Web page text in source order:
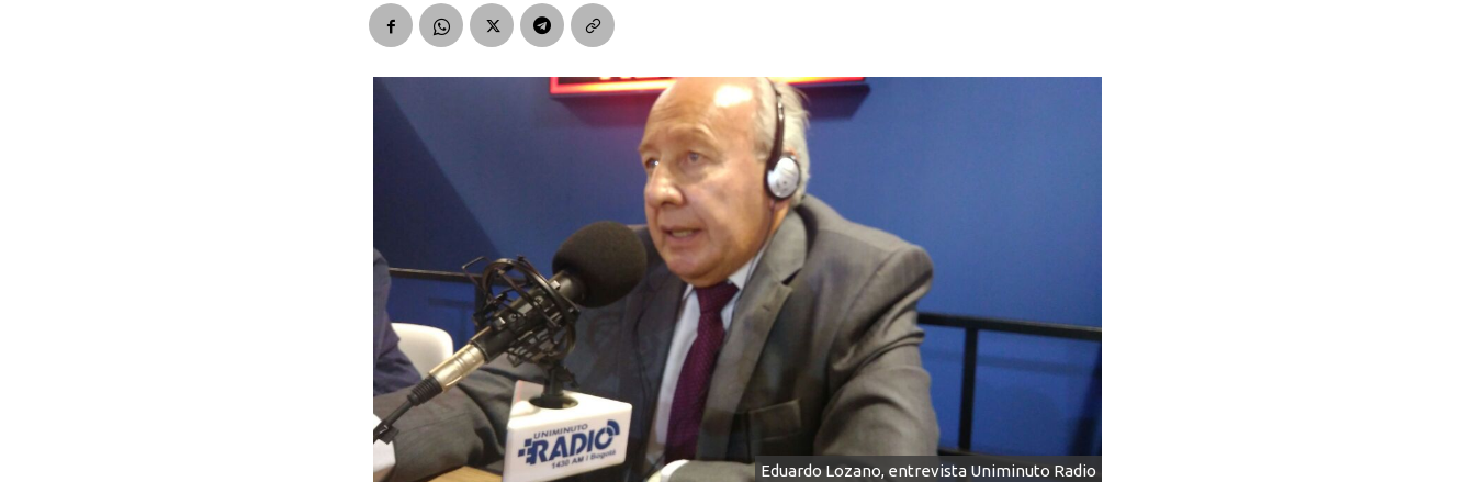
Eduardo Lozano, entrevista Uniminuto Radio